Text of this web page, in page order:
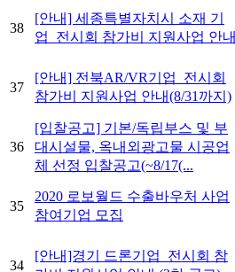
38
[안내] 세종특별자치시 소재 기
업_전시회 참가비 지원사업 안내
37
[안내] 전북AR/VR기업_전시회
참가비 지원사업 안내(8/31까지)
36
[입찰공고] 기본/독립부스 및 부
대시설물, 옥내외광고물 시공업
체 선정 입찰공고(~8/17(...
35
2020 로보월드 수출바우처 사업
참여기업 모집
34
[안내]경기 드론기업_전시회 참